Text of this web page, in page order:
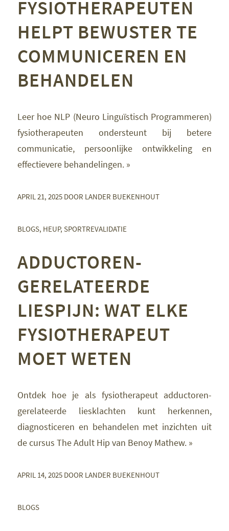
FYSIOTHERAPEUTEN
HELPT BEWUSTER TE
COMMUNICEREN EN
BEHANDELEN
Leer hoe NLP (Neuro Linguïstisch Programmeren)
fysiotherapeuten ondersteunt bij betere
communicatie, persoonlijke ontwikkeling en
effectievere behandelingen. »
APRIL 21, 2025 DOOR LANDER BUEKENHOUT
BLOGS, HEUP, SPORTREVALIDATIE
ADDUCTOREN-
GERELATEERDE
LIESPIJN: WAT ELKE
FYSIOTHERAPEUT
MOET WETEN
Ontdek hoe je als fysiotherapeut adductoren-
gerelateerde liesklachten kunt herkennen,
diagnosticeren en behandelen met inzichten uit
de cursus The Adult Hip van Benoy Mathew. »
APRIL 14, 2025 DOOR LANDER BUEKENHOUT
BLOGS